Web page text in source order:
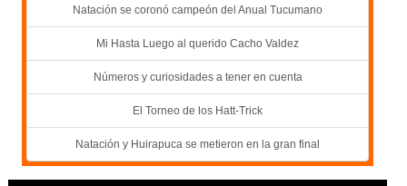
Natación se coronó campeón del Anual Tucumano
Mi Hasta Luego al querido Cacho Valdez
Números y curiosidades a tener en cuenta
El Torneo de los Hatt-Trick
Natación y Huirapuca se metieron en la gran final